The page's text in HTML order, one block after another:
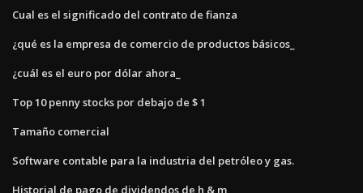
Cual es el significado del contrato de fianza
¿qué es la empresa de comercio de productos básicos_
¿cuál es el euro por dólar ahora_
Top 10 penny stocks por debajo de $ 1
Tamaño comercial
Software contable para la industria del petróleo y gas.
Historial de pago de dividendos de h & m